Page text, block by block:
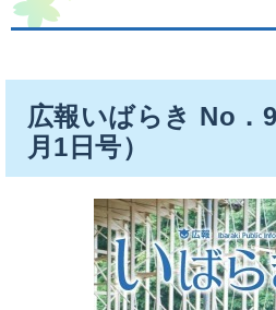
広報いばらき No．
月1日号）